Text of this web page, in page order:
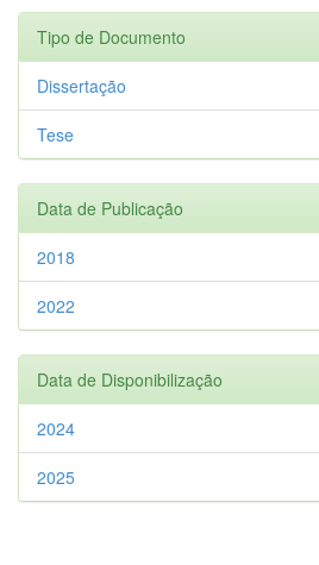
Tipo de Documento
Dissertação
Tese
Data de Publicação
2018
2022
Data de Disponibilização
2024
2025